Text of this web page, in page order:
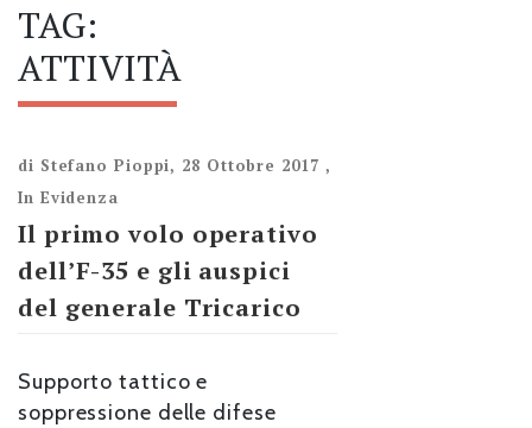
TAG:
ATTIVITÀ
di Stefano Pioppi, 28 Ottobre 2017 ,
In Evidenza
Il primo volo operativo
dell’F-35 e gli auspici
del generale Tricarico
Supporto tattico e
soppressione delle difese